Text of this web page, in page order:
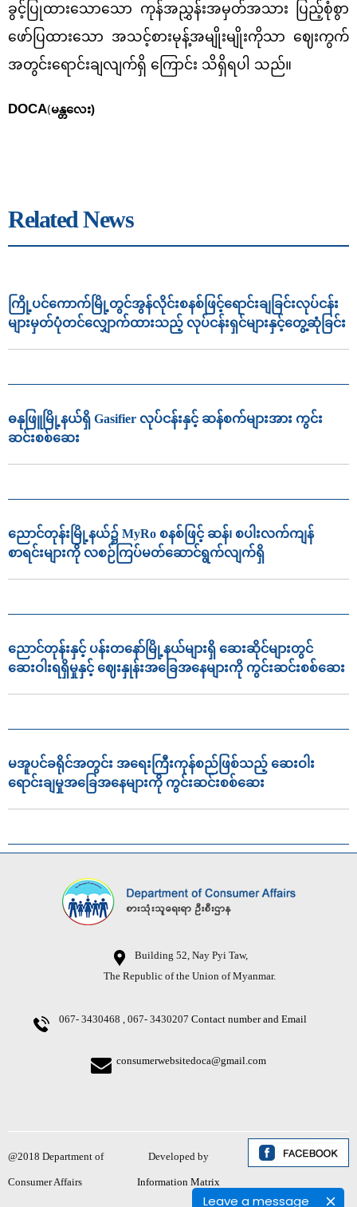
Leave a message
ခွင့်ပြုထားသောသော ကုန်အညွှန်းအမှတ်အသား ပြည့်စုံစွာ
ဖော်ပြထားသော အသင့်စားမုန့်အမျိုးမျိုးကိုသာ ဈေးကွက်
အတွင်းရောင်းချလျက်ရှိ ကြောင်း သိရှိရပါ သည်။
DOCA(မန္တလေး)
Related News
ကြို့ပင်ကောက်မြို့တွင်အွန်လိုင်းစနစ်ဖြင့်ရောင်းချခြင်းလုပ်ငန်း
များမှတ်ပုံတင်လျှောက်ထားသည့် လုပ်ငန်းရှင်များနှင့်တွေ့ဆုံခြင်း
ဓနုဖြူမြို့နယ်ရှိ Gasifier လုပ်ငန်းနှင့် ဆန်စက်များအား ကွင်း
ဆင်းစစ်ဆေး
ညောင်တုန်းမြို့နယ်၌ MyRo စနစ်ဖြင့် ဆန်၊ စပါးလက်ကျန်
စာရင်းများကို လစဉ်ကြပ်မတ်ဆောင်ရွက်လျက်ရှိ
ညောင်တုန်းနှင့် ပန်းတနော်မြို့နယ်များရှိ ဆေးဆိုင်များတွင်
ဆေးဝါးရရှိမှုနှင့် ဈေးနှုန်းအခြေအနေများကို ကွင်းဆင်းစစ်ဆေး
မအူပင်ခရိုင်အတွင်း အရေးကြီးကုန်စည်ဖြစ်သည့် ဆေးဝါး
ရောင်းချမှုအခြေအနေများကို ကွင်းဆင်းစစ်ဆေး
Building 52, Nay Pyi Taw,
The Republic of the Union of Myanmar.
067- 3430468 , 067- 3430207 Contact number and Email
consumerwebsitedoca@gmail.com
@2018 Department of
Consumer Affairs
Developed by
Information Matrix